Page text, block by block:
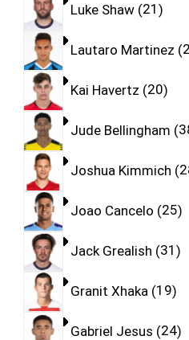
Luke Shaw 21
Lautaro Martinez
Kai Havertz 20
Jude Bellingham
Joshua Kimmich
Joao Cancelo 25
Jack Grealish 31
Granit Xhaka 19
Gabriel Jesus 24